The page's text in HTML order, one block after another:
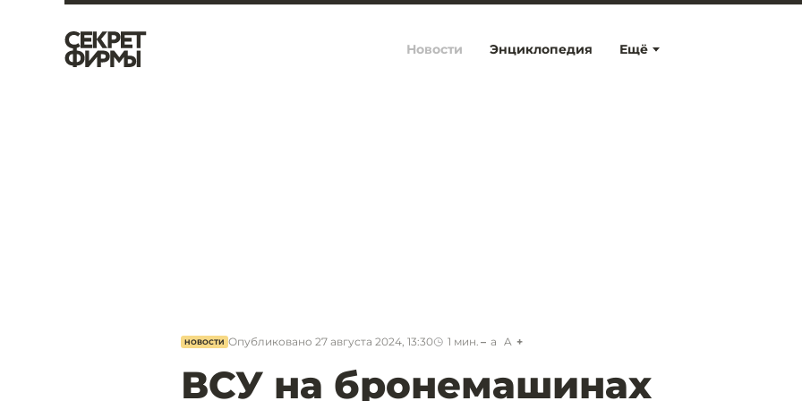
Ещё
Новости Энциклопедия
НОВОСТИ Опубликовано 27 августа 2024, 13:30 1 мин. a A
ВСУ на бронемашинах